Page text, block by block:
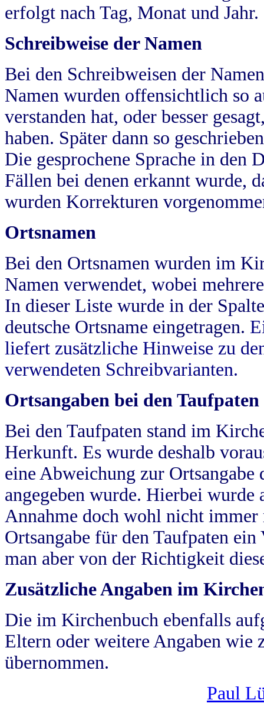
erfolgt nach Tag, Monat und Jahr.
Schreibweise der Namen
Bei den Schreibweisen der
Namen wurden offensichtlich so
verstanden hat, oder besser
haben. Später dann so
Die gesprochene Sprache in
Fällen bei denen erkannt wurde,
wurden Korrekturen
Ortsnamen
Bei den Ortsnamen wurden im
Namen verwendet, wobei
In dieser Liste wurde in der
deutsche Ortsname eingetragen.
liefert zusätzliche Hinweise zu
verwendeten Schreibvarianten.
Ortsangaben bei den Taufpaten
Bei den Taufpaten stand im
Herkunft. Es wurde deshalb
eine Abweichung zur
angegeben wurde. Hierbei wurde
Annahme doch wohl nicht
Ortsangabe für den Taufpaten
man aber von der Richtigkeit
Zusätzliche Angaben im
Die im Kirchenbuch ebenfalls
Eltern oder weitere Angaben wie
übernommen.
Paul